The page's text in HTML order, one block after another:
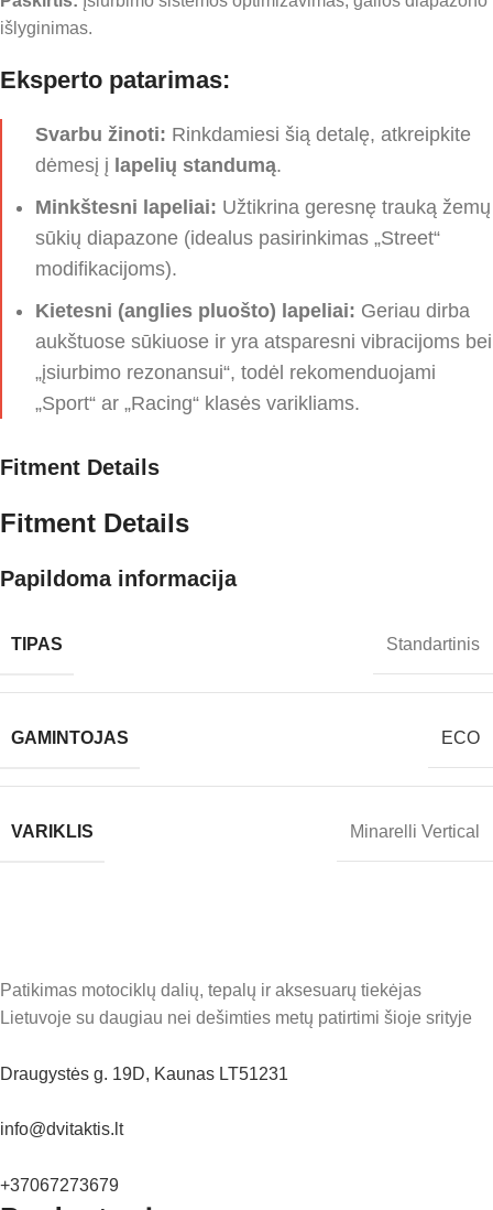
išlyginimas.
Eksperto patarimas:
Svarbu žinoti: Rinkdamiesi šią detalę, atkreipkite
dėmesį į lapelių standumą.
Minkštesni lapeliai: Užtikrina geresnę trauką žemų
sūkių diapazone (idealus pasirinkimas „Street“
modifikacijoms).
Kietesni (anglies pluošto) lapeliai: Geriau dirba
aukštuose sūkiuose ir yra atsparesni vibracijoms bei
„įsiurbimo rezonansui“, todėl rekomenduojami
„Sport“ ar „Racing“ klasės varikliams.
Fitment Details
Fitment Details
Papildoma informacija
TIPAS Standartinis
GAMINTOJAS ECO
VARIKLIS Minarelli Vertical
Patikimas motociklų dalių, tepalų ir aksesuarų tiekėjas
Lietuvoje su daugiau nei dešimties metų patirtimi šioje srityje
Draugystės g. 19D, Kaunas LT51231
info@dvitaktis.lt
+37067273679